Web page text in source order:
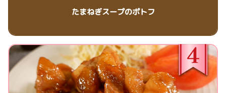
たまねぎスープのポトフ